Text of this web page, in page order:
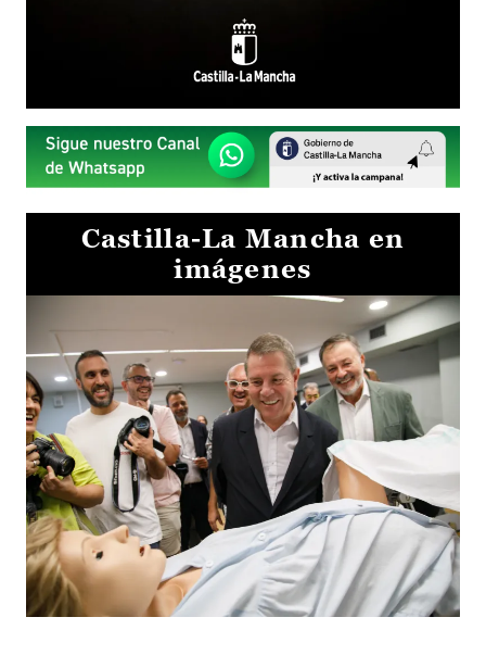
Castilla-La Mancha en
imágenes